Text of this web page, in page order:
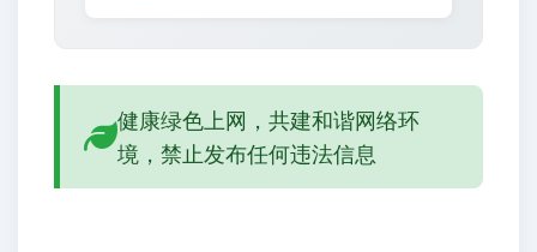
健康绿色上网，共建和谐网络环
境，禁止发布任何违法信息